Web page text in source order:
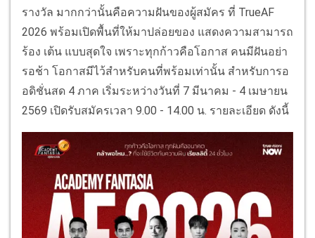
รางวัล มากกว่านั้นคือความฝันของผู้สมัคร ที่ TrueAF
2026 พร้อมเปิดพื้นที่ให้มาปล่อยของ แสดงความสามารถ
ร้อง เต้น แบบสุดใจ เพราะทุกก้าวคือโอกาส คนมีฝันอย่า
รอช้า โอกาสมีไว้สำหรับคนที่พร้อมเท่านั้น สำหรับการอ
อดิชั่นสด 4 ภาค เริ่มระหว่างวันที่ 7 มีนาคม - 4 เมษายน
2569 เปิดรับสมัครเวลา 9.00 - 14.00 น. รายละเอียด ดังนี้